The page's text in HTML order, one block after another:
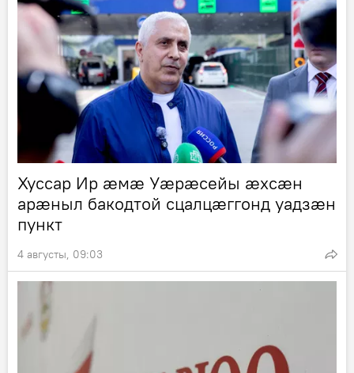
Хуссар Ир æмæ Уæрæсейы æхсæн
арæныл бакодтой сцалцæггонд уадзæн
пункт
4 августы, 09:03